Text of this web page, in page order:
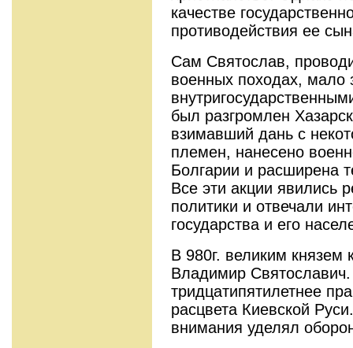
качестве
противодействия ее
Сам Святослав,
военных походах, мало
был разгромлен
взимавший дань с
племен, нанесено
Болгарии и расширена
Все эти акции явились
политики и отвечали
государства и его
В 980г. великим князем
Владимир
тридцатипятилетнее
расцвета Киевской
внимания уделял